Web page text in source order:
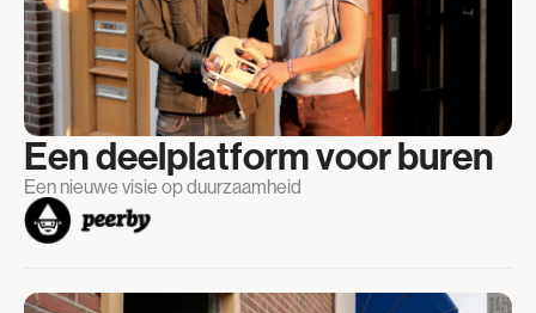
Een deelplatform voor buren
Een nieuwe visie op duurzaamheid